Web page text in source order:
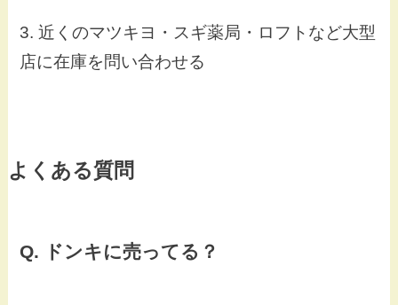
3. 近くのマツキヨ・スギ薬局・ロフトなど大型
店に在庫を問い合わせる
よくある質問
Q. ドンキに売ってる？